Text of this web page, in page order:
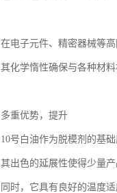
在电子元件、精密器械等
其化学惰性确保与各种材
多重优势，提升
10号白油作为脱模剂的基
其出色的延展性使得少量
同时，它具有良好的温度